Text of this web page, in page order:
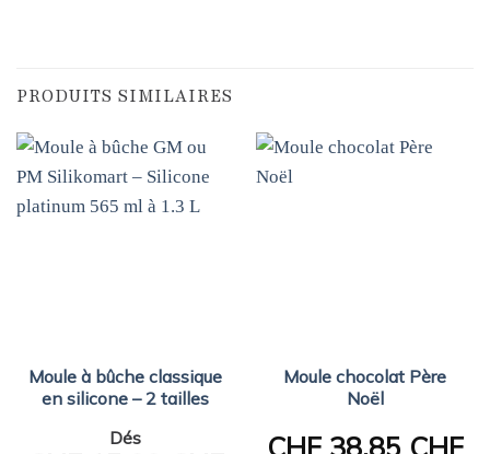
PRODUITS SIMILAIRES
Moule à bûche classique
en silicone – 2 tailles
Dés
Moule chocolat Père
Noël
CHF38.85 CHF